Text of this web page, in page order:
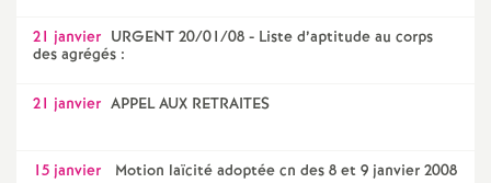
21 janvier URGENT 20/01/08 - Liste d’aptitude au corps
des agrégés :
21 janvier APPEL AUX RETRAITES
15 janvier Motion laïcité adoptée cn des 8 et 9 janvier 2008